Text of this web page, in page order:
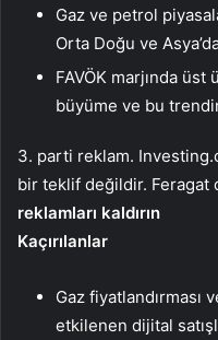
Gaz ve petrol
Orta Doğu ve
FAVÖK marjında
büyüme ve bu
3. parti reklam.
bir teklif değildir. Feragat
reklamları kaldırın
Kaçırılanlar
Gaz
etkilenen dijital